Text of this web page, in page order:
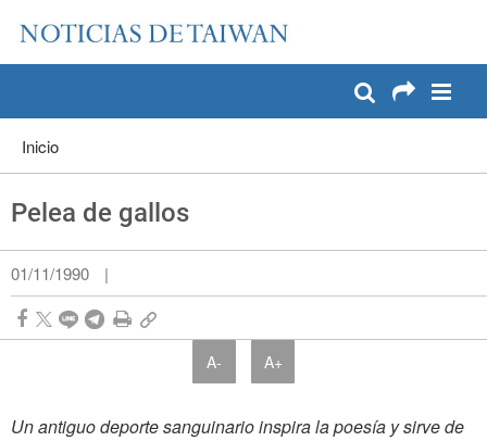
Pase a contenido principal
Inicio
Pelea de gallos
01/11/1990 |
A- A+
Un antiguo deporte sanguinario inspira la poesía y sirve de